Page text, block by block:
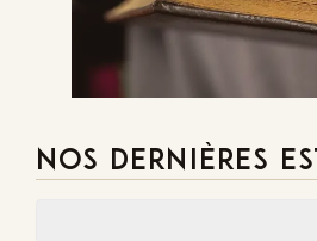
NOS DERNIÈRES